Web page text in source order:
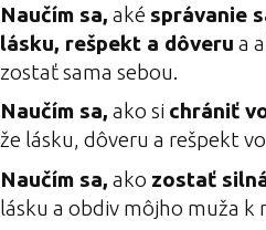
Naučím sa, aké správanie
lásku, rešpekt a dôveru a
zostať sama sebou.
Naučím sa, ako si chrániť
že lásku, dôveru a rešpekt
Naučím sa, ako zostať
lásku a obdiv môjho muža k